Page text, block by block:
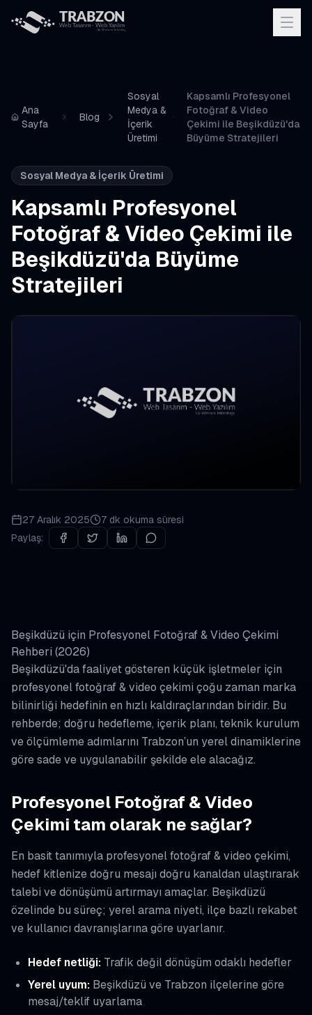
Ana
Sayfa
Blog
Sosyal
Medya &
İçerik
Üretimi
Kapsamlı Profesyonel
Fotoğraf & Video
Çekimi ile Beşikdüzü'da
Büyüme Stratejileri
Sosyal Medya & İçerik Üretimi
Kapsamlı Profesyonel
Fotoğraf & Video Çekimi ile
Beşikdüzü'da Büyüme
Stratejileri
27 Aralık 2025 7 dk okuma süresi
Paylaş:
Beşikdüzü için Profesyonel Fotoğraf & Video Çekimi
Rehberi (2026)
Beşikdüzü'da faaliyet gösteren küçük işletmeler için
profesyonel fotoğraf & video çekimi çoğu zaman marka
bilinirliği hedefinin en hızlı kaldıraçlarından biridir. Bu
rehberde; doğru hedefleme, içerik planı, teknik kurulum
ve ölçümleme adımlarını Trabzon’un yerel dinamiklerine
göre sade ve uygulanabilir şekilde ele alacağız.
Profesyonel Fotoğraf & Video
Çekimi tam olarak ne sağlar?
En basit tanımıyla profesyonel fotoğraf & video çekimi,
hedef kitlenize doğru mesajı doğru kanaldan ulaştırarak
talebi ve dönüşümü artırmayı amaçlar. Beşikdüzü
özelinde bu süreç; yerel arama niyeti, ilçe bazlı rekabet
ve kullanıcı davranışlarına göre uyarlanır.
Hedef netliği: Trafik değil dönüşüm odaklı hedefler
Yerel uyum: Beşikdüzü ve Trabzon ilçelerine göre
mesaj/teklif uyarlama